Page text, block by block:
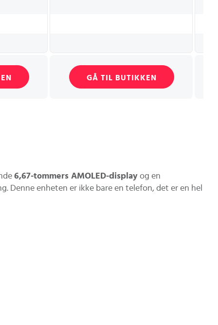
GÅ TIL BUTIKKEN
6,67-tommers AMOLED-display og en
Denne enheten er ikke bare en telefon, det er en hel